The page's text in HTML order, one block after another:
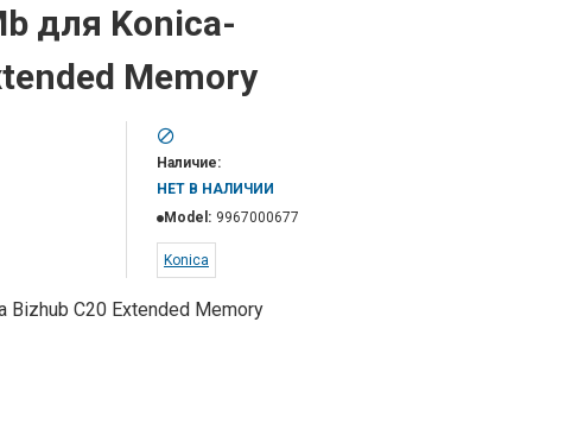
для Konica-
Memory
Наличие:
НЕТ В НАЛИЧИИ
Model: 9967000677
Konica
C20 Extended Memory